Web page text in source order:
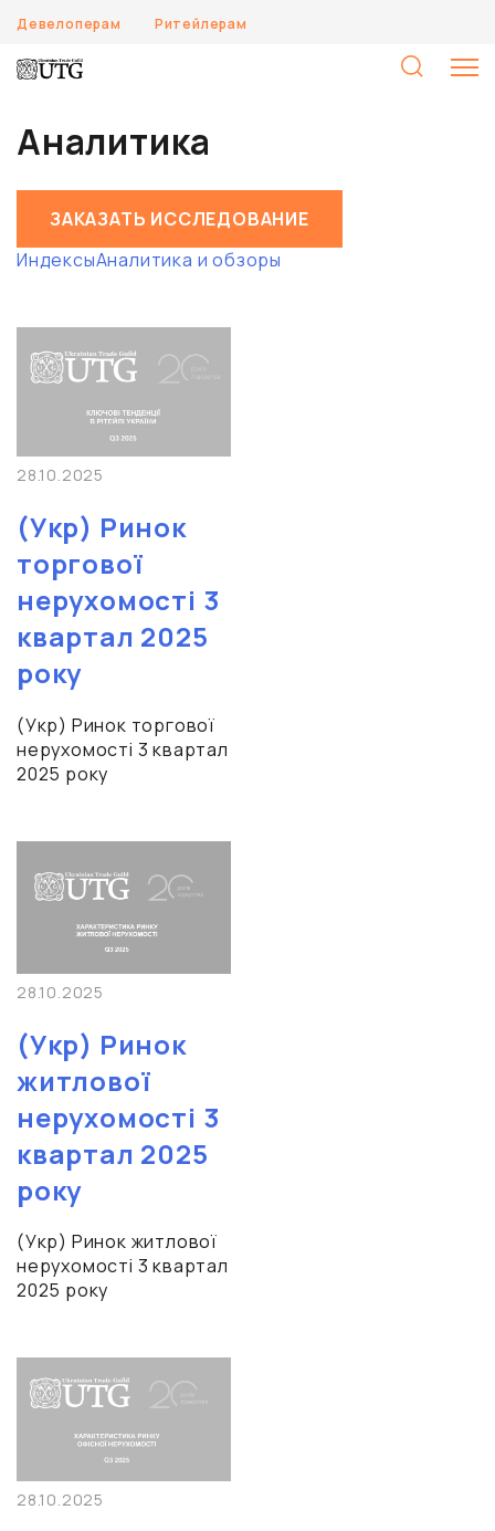
Девелоперам Ритейлерам
Аналитика
ЗАКАЗАТЬ ИССЛЕДОВАНИЕ
ИндексыАналитика и обзоры
28.10.2025
(Укр) Ринок
торгової
нерухомості 3
квартал 2025
року
(Укр) Ринок торгової
нерухомості 3 квартал
2025 року
28.10.2025
(Укр) Ринок
житлової
нерухомості 3
квартал 2025
року
(Укр) Ринок житлової
нерухомості 3 квартал
2025 року
28.10.2025